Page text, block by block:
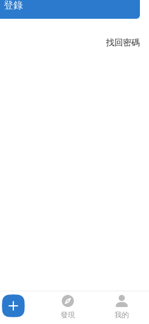
登錄
找回密碼
發現 我的